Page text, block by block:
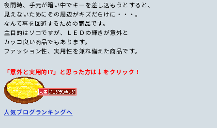
夜間時、手元が暗い中でキーを差し込もうとすると、
見えないためにその周辺がキズだらけに・・・。
なんて事を回避するための商品です。
主目的はソコですが、ＬＥＤの輝きが意外と
カッコ良い商品でもあります。
ファッション性、実用性を兼ね備えた商品です。
「意外と実用的!?」と思った方は↓をクリック！
人気ブログランキングへ